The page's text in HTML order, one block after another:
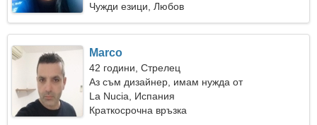
Чужди езици, Любов
Marco
42 години, Стрелец
Аз съм дизайнер, имам нужда от
емоционална жена
La Nucia, Испания
Краткосрочна връзка